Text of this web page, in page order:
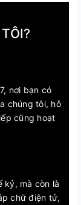
nơi bạn có
chúng tôi, hỗ
cũng hoạt
kỷ, mà còn là
chữ điện tử,